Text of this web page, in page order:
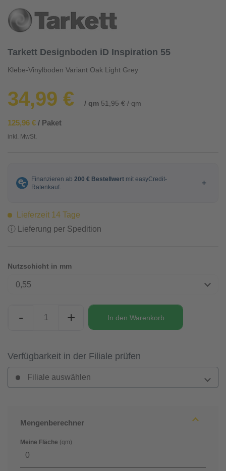
Tarkett Designboden iD Inspiration 55
Klebe-Vinylboden Variant Oak Light Grey
34,99 € / qm 51,95 € / qm
125,96 € / Paket
inkl. MwSt.
Lieferzeit 14 Tage
ⓘ Lieferung per Spedition
Nutzschicht in mm
0,55
- + In den Warenkorb
Verfügbarkeit in der Filiale prüfen
Filiale auswählen
Mengenberechner
Meine Fläche (qm)